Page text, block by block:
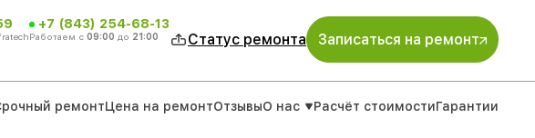
+7 (843) 254-68-13
Работаем с 09:00 до 21:00 Статус ремонта Записаться на ремонт
ремонтЦена на ремонтОтзывыО нас Расчёт стоимостиГарантии